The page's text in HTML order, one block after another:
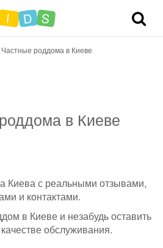
I D S
Частные роддома в Киеве
в Киеве
Киева с реальными отзывами,
и контактами.
в Киеве и незабудь оставить
обслуживания.